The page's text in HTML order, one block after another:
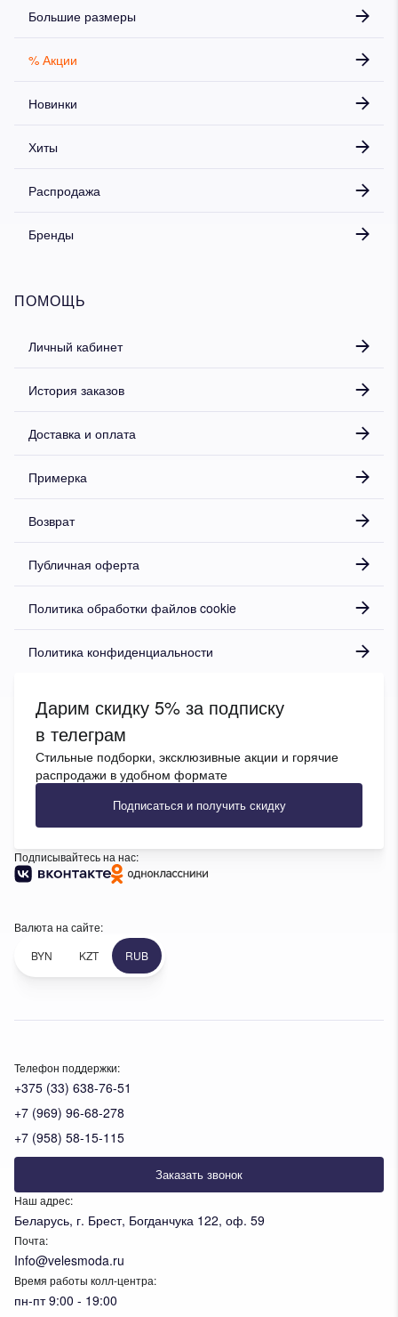
Телефон поддержки:
+375 (33) 638-76-51
+7 (969) 96-68-278
+7 (958) 58-15-115
Заказать звонок
Наш адрес:
Беларусь, г. Брест, Богданчука 122, оф. 59
Почта:
Info@velesmoda.ru
Время работы колл-центра:
пн-пт 9:00 - 19:00
Большие размеры
% Акции
Новинки
Хиты
Распродажа
Бренды
ПОМОЩЬ
Личный кабинет
История заказов
Доставка и оплата
Примерка
Возврат
Публичная оферта
Политика обработки файлов cookie
Политика конфиденциальности
Дарим скидку 5% за подписку
в телеграм
Стильные подборки, эксклюзивные акции и горячие
распродажи в удобном формате
Подписаться и получить скидку
Подписывайтесь на нас:
Валюта на сайте:
BYN
KZT RUB